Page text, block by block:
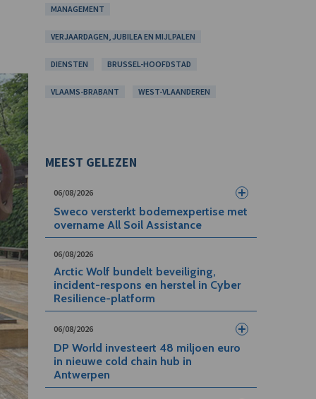
MANAGEMENT
VERJAARDAGEN, JUBILEA EN MIJLPALEN
DIENSTEN BRUSSEL-HOOFDSTAD
VLAAMS-BRABANT WEST-VLAANDEREN
MEEST GELEZEN
06/08/2026
Sweco versterkt bodemexpertise met
overname All Soil Assistance
06/08/2026
Arctic Wolf bundelt beveiliging,
incident-respons en herstel in Cyber
Resilience-platform
06/08/2026
DP World investeert 48 miljoen euro
in nieuwe cold chain hub in
Antwerpen